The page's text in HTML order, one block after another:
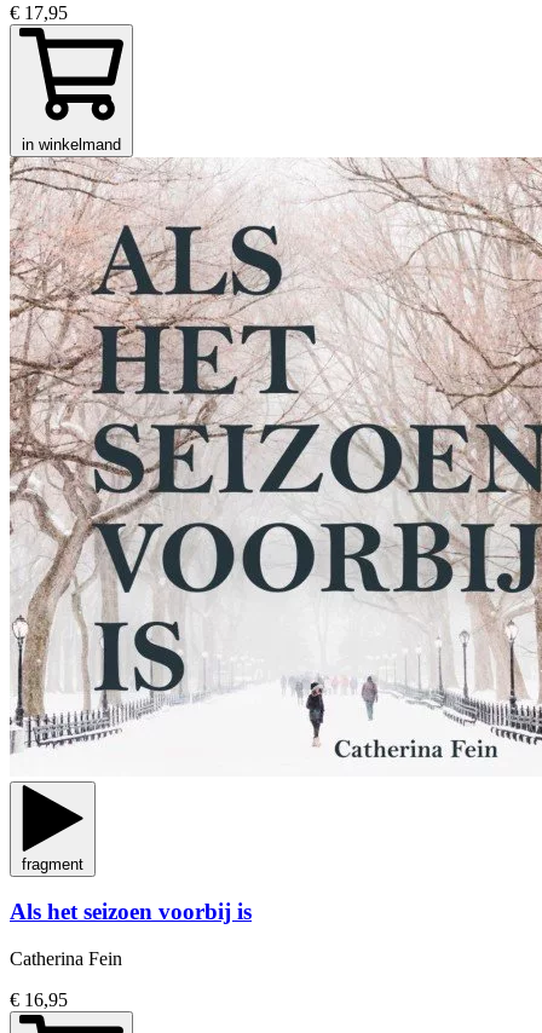
€ 17,95
in winkelmand
fragment
Als het seizoen voorbij is
Catherina Fein
€ 16,95